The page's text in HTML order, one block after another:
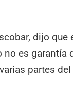
dijo
es garantía
partes